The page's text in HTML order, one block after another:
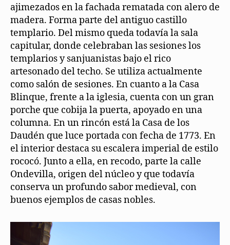
ajimezados en la fachada rematada con alero de
madera. Forma parte del antiguo castillo
templario. Del mismo queda todavía la sala
capitular, donde celebraban las sesiones los
templarios y sanjuanistas bajo el rico
artesonado del techo. Se utiliza actualmente
como salón de sesiones. En cuanto a la Casa
Blinque, frente a la iglesia, cuenta con un gran
porche que cobija la puerta, apoyado en una
columna. En un rincón está la Casa de los
Daudén que luce portada con fecha de 1773. En
el interior destaca su escalera imperial de estilo
rococó. Junto a ella, en recodo, parte la calle
Ondevilla, origen del núcleo y que todavía
conserva un profundo sabor medieval, con
buenos ejemplos de casas nobles.